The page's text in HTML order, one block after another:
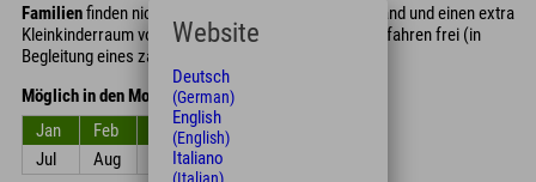
Familienfinden nicht nur einen erstklassiges Kinderland und einen extra
Kleinkinderraum vor, sondern Kinder unter 10 Jahren fahren frei (in
Begleitung eines zahlenden Erwachsenen)!
Möglich in den Monaten
Jan
Feb Mrz Apr
Jul
Aug Sep Okt
Website
Deutsch
(German)
English
(English)
Italiano